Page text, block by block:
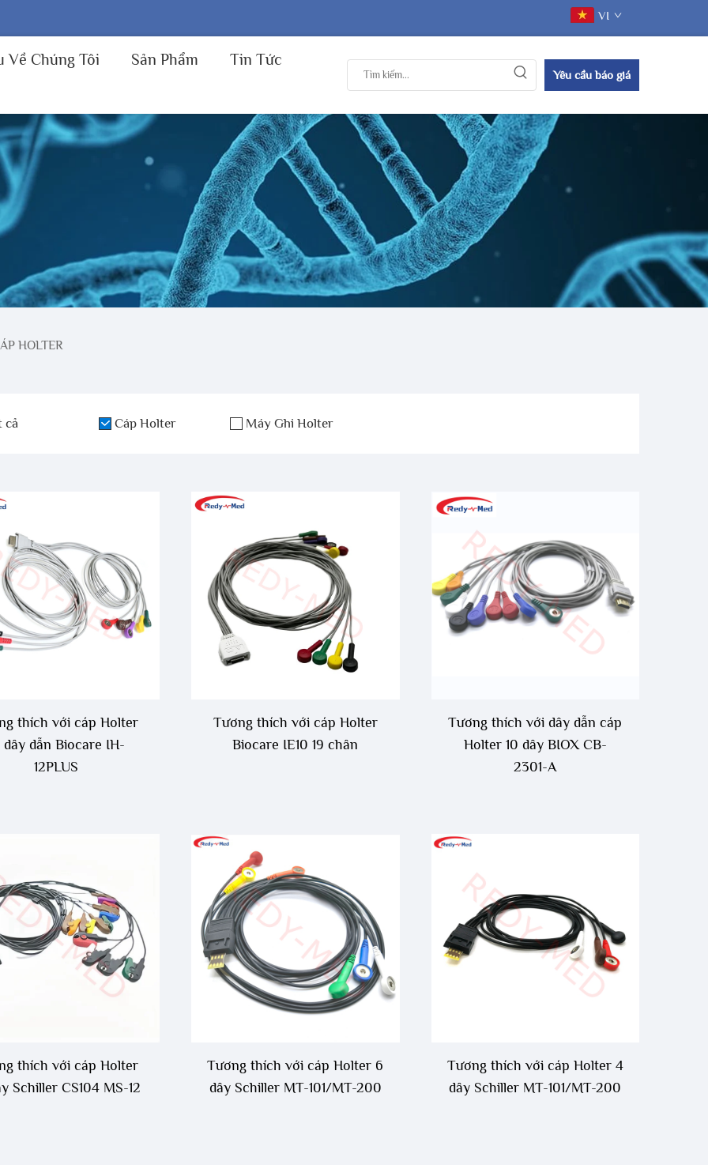
VI
Về Chúng Tôi Sản Phẩm Tin Tức
Yêu cầu báo giá
HOLTER
cả Cáp Holter Máy Ghi Holter
thích với cáp Holter
dây dẫn Biocare IH-
12PLUS
Tương thích với cáp Holter
Biocare IE10 19 chân
Tương thích với dây dẫn cáp
Holter 10 dây BIOX CB-
2301-A
thích với cáp Holter
Schiller CS104 MS-12
Tương thích với cáp Holter 6
dây Schiller MT-101/MT-200
Tương thích với cáp Holter 4
dây Schiller MT-101/MT-200